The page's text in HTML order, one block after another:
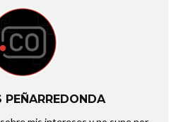
PEÑARREDONDA